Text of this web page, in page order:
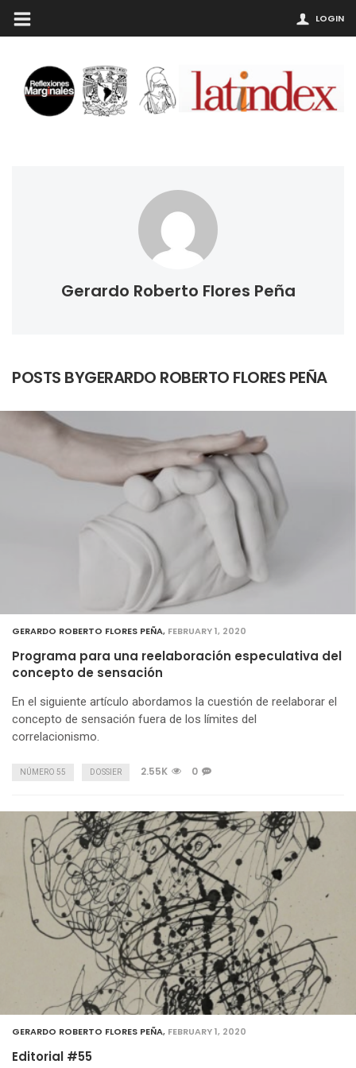
LOGIN
Gerardo Roberto Flores Peña
POSTS BYGERARDO ROBERTO FLORES PEÑA
GERARDO ROBERTO FLORES PEÑA, FEBRUARY 1, 2020
Programa para una reelaboración especulativa del
concepto de sensación
En el siguiente artículo abordamos la cuestión de reelaborar el
concepto de sensación fuera de los límites del
correlacionismo.
NÚMERO 55 DOSSIER 2.55K 0
GERARDO ROBERTO FLORES PEÑA, FEBRUARY 1, 2020
Editorial #55